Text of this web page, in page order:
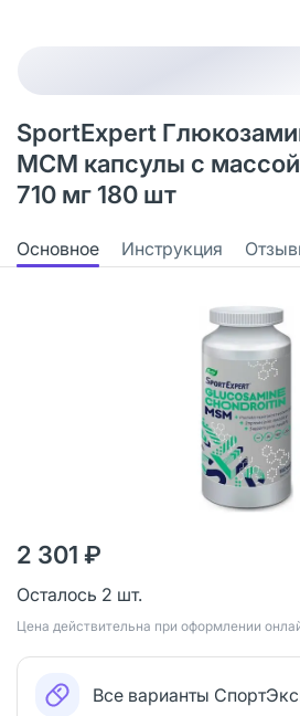
SportExpert
МСМ капсулы с
710 мг 180 шт
Основное Инструкция
2 301 ₽
Осталось 2 шт.
Цена действительна при оформлении
Все варианты